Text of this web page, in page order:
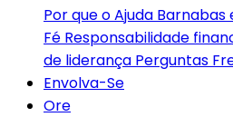
Por que o Ajuda Barnabas
Fé Responsabilidade
de liderança Perguntas
Envolva-Se
Ore